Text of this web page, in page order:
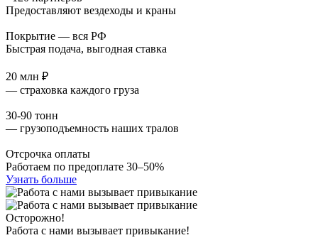
Предоставляют вездеходы и краны
Покрытие — вся РФ
Быстрая подача, выгодная ставка
20 млн ₽
— страховка каждого груза
30-90 тонн
— грузоподъемность наших тралов
Отсрочка оплаты
Работаем по предоплате 30–50%
Узнать больше
Осторожно!
Работа с нами вызывает привыкание!